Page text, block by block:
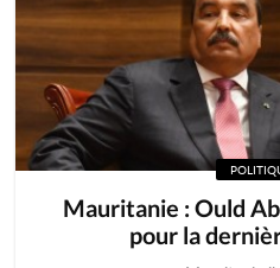
Mauritanie : Ould
pour la